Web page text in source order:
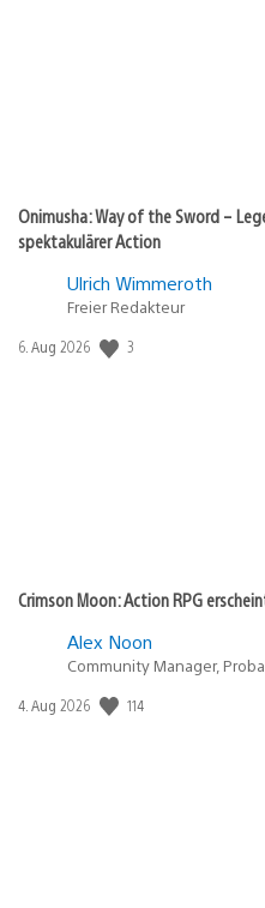
Onimusha: Way of the Sword –
spektakulärer Action
Ulrich Wimmeroth
Freier Redakteur
Veröffentlichungsdatum:
6. Aug 2026 3
Crimson Moon: Action RPG
Alex Noon
Community Manager,
Veröffentlichungsdatum:
4. Aug 2026 114